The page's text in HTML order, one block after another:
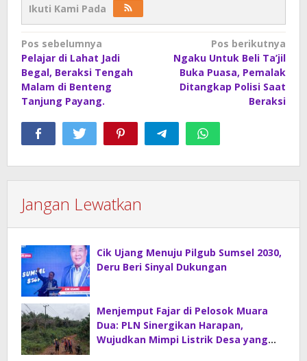
Ikuti Kami Pada
Navigasi
pos
Pos sebelumnya
Pelajar di Lahat Jadi
Begal, Beraksi Tengah
Malam di Benteng
Tanjung Payang.
Pos berikutnya
Ngaku Untuk Beli Ta’jil
Buka Puasa, Pemalak
Ditangkap Polisi Saat
Beraksi
Jangan Lewatkan
Cik Ujang Menuju Pilgub Sumsel 2030,
Deru Beri Sinyal Dukungan
Menjemput Fajar di Pelosok Muara
Dua: PLN Sinergikan Harapan,
Wujudkan Mimpi Listrik Desa yang